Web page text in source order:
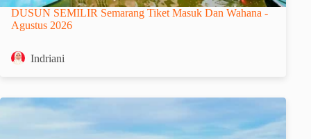
DUSUN SEMILIR Semarang Tiket Masuk Dan Wahana -
Agustus 2026
Indriani